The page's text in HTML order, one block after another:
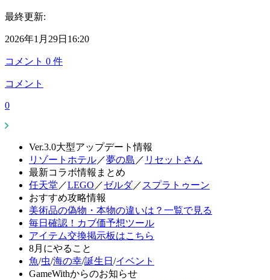
最終更新:
2026年1月29日16:20
コメント 0 件
コメント
0
Ver.3.0大型アップデート情報
リゾートホテル／夢の島 ／ リセットさん
最新コラボ情報まとめ
任天堂 ／LEGO ／ゼルダ／ スプラトゥーン
おすすめ攻略情報
美術品の偽物・本物の違いは？一覧で見る
毎日確認！カブ価予想ツール
アイテム交換掲示板はこちら
8月にやること
魚/虫/海の幸/誕生日 /イベント
GameWithからのお知らせ